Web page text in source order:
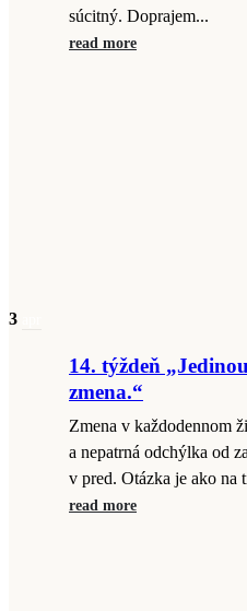
súcitný. Doprajem...
read more
3
14. týždeň
zmena.“
Zmena v každodennom
a nepatrná odchýlka od
v pred. Otázka je ako na
read more